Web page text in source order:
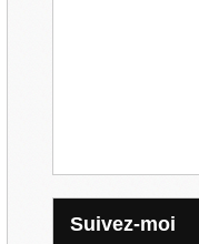
Suivez-moi